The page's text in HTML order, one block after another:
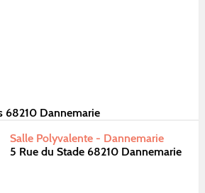
68210 Dannemarie
Salle Polyvalente - Dannemarie
5 Rue du Stade 68210 Dannemarie